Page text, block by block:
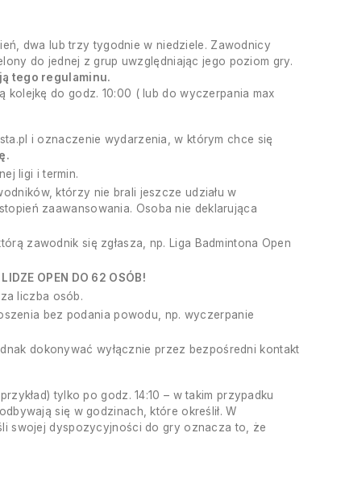
dwa lub trzy tygodnie w niedziele. Zawodnicy
do jednej z grup uwzględniając jego poziom gry.
tego regulaminu.
do godz. 10:00 ( lub do wyczerpania max
i oznaczenie wydarzenia, w którym chce się
ligi i termin.
którzy nie brali jeszcze udziału w
zaawansowania. Osoba nie deklarująca
zawodnik się zgłasza, np. Liga Badmintona Open
OPEN DO 62 OSÓB!
liczba osób.
bez podania powodu, np. wyczerpanie
dokonywać wyłącznie przez bezpośredni kontakt
tylko po godz. 14:10 – w takim przypadku
się w godzinach, które określił. W
swojej dyspozycyjności do gry oznacza to, że